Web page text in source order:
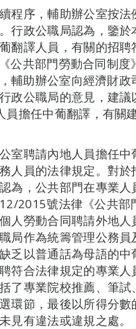
程序，輔助辦公室按法
行政公職局認為，鑒於
翻譯人員，有關的招聘
公共部門勞動合同制度
輔助辦公室向經濟財政
政公職局的意見，建議
員擔任中葡翻譯，有關
室聘請內地人員擔任中
人員的法律規定。對於
為，公共部門在專業人
2015號法律《公共部
人勞動合同聘請外地人
局作為統籌管理公務員
乏以普通話為母語的中
符合法律規定的專業人
了專業院校推薦、筆試
環節，最後以所得分數
見有違法或違規之處。